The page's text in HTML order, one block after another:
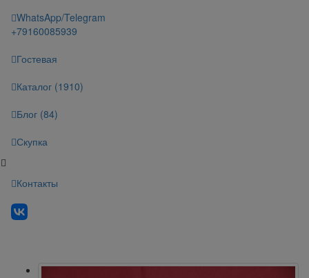
WhatsApp/Telegram
+79160085939
Гостевая
Каталог (1910)
Блог (84)
Скупка
Контакты